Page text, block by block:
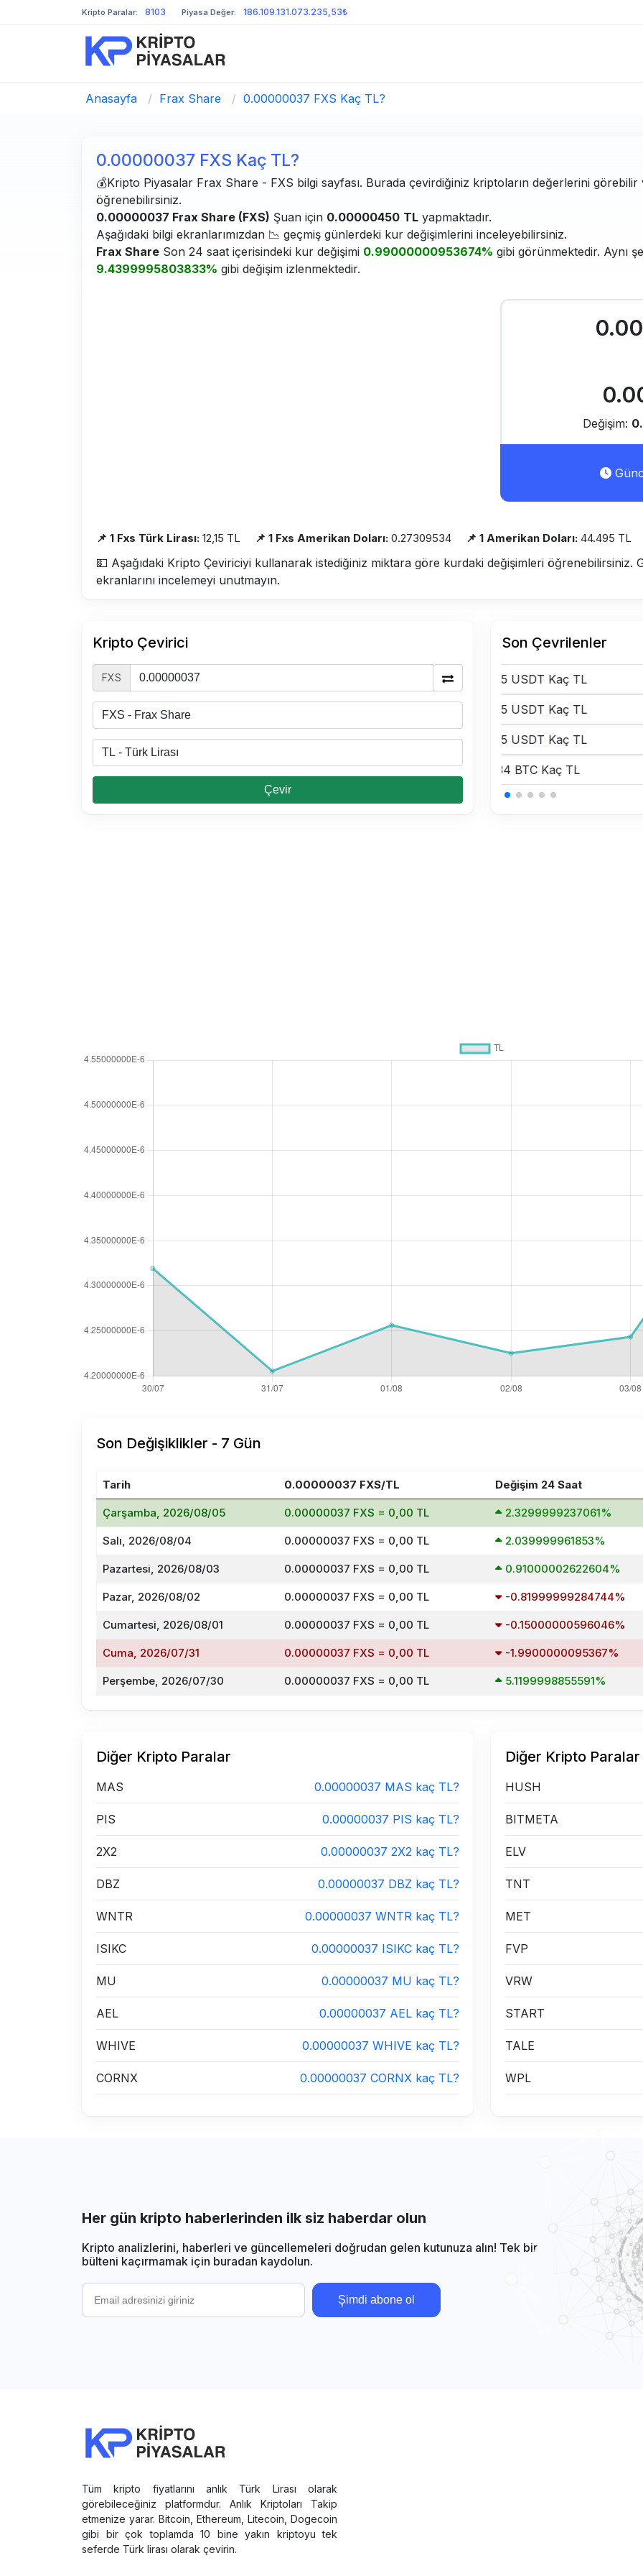
Kripto Paralar: 8103 Piyasa Değer: 186.109.131.073.235,53₺
Anasayfa / Frax Share / 0.00000037 FXS Kaç TL?
0.00000037 FXS Kaç TL?
💰Kripto Piyasalar Frax Share - FXS bilgi sayfası. Burada çevirdiğiniz kriptoların değerlerini
öğrenebilirsiniz.
0.00000037 Frax Share (FXS) Şuan için 0.00000450 TL yapmaktadır.
Aşağıdaki bilgi ekranlarımızdan 📉 geçmiş günlerdeki kur değişimlerini inceleyebilirsiniz.
Frax Share Son 24 saat içerisindeki kur değişimi 0.99000000953674% gibi görünmektedir. Aynı
9.4399995803833% gibi değişim izlenmektedir.
Değişim:
📌 1 Fxs Türk Lirası: 12,15 TL 📌 1 Fxs Amerikan Doları: 0.27309534 📌 1 Amerikan Doları: 44.495 TL
💵 Aşağıdaki Kripto Çeviriciyi kullanarak istediğiniz miktara göre kurdaki değişimleri öğrenebilirsiniz.
ekranlarını incelemeyi unutmayın.
Kripto Çevirici
FXS
Çevir
Son Çevrilenler
0.15 USDT Kaç TL
0.15 USDT Kaç TL
0.15 USDT Kaç TL
0.34 BTC Kaç TL
Son Değişiklikler - 7 Gün
Tarih 0.00000037 FXS/TL Değişim 24 Saat
Çarşamba, 2026/08/05 0.00000037 FXS = 0,00 TL 2.3299999237061%
Salı, 2026/08/04 0.00000037 FXS = 0,00 TL 2.039999961853%
Pazartesi, 2026/08/03 0.00000037 FXS = 0,00 TL 0.91000002622604%
Pazar, 2026/08/02 0.00000037 FXS = 0,00 TL -0.81999999284744%
Cumartesi, 2026/08/01 0.00000037 FXS = 0,00 TL -0.15000000596046%
Cuma, 2026/07/31 0.00000037 FXS = 0,00 TL -1.9900000095367%
Perşembe, 2026/07/30 0.00000037 FXS = 0,00 TL 5.1199998855591%
Diğer Kripto Paralar
MAS 0.00000037 MAS kaç TL?
PIS 0.00000037 PIS kaç TL?
2X2 0.00000037 2X2 kaç TL?
DBZ 0.00000037 DBZ kaç TL?
WNTR 0.00000037 WNTR kaç TL?
ISIKC 0.00000037 ISIKC kaç TL?
MU 0.00000037 MU kaç TL?
AEL 0.00000037 AEL kaç TL?
WHIVE 0.00000037 WHIVE kaç TL?
CORNX 0.00000037 CORNX kaç TL?
Diğer Kripto Paralar
HUSH
BITMETA
ELV
TNT
MET
FVP
VRW
START
TALE
WPL
Her gün kripto haberlerinden ilk siz haberdar olun
Kripto analizlerini, haberleri ve güncellemeleri doğrudan gelen kutunuza alın! Tek bir
bülteni kaçırmamak için buradan kaydolun.
Şimdi abone ol
Tüm kripto fiyatlarını anlık Türk Lirası olarak
görebileceğiniz platformdur. Anlık Kriptoları Takip
etmenize yarar. Bitcoin, Ethereum, Litecoin, Dogecoin
gibi bir çok toplamda 10 bine yakın kriptoyu tek
seferde Türk lirası olarak çevirin.